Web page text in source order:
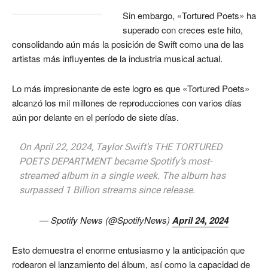
Sin embargo, «Tortured Poets» ha
superado con creces este hito,
consolidando aún más la posición de Swift como una de las
artistas más influyentes de la industria musical actual.
Lo más impresionante de este logro es que «Tortured Poets»
alcanzó los mil millones de reproducciones con varios días
aún por delante en el período de siete días.
On April 22, 2024, Taylor Swift's THE TORTURED
POETS DEPARTMENT became Spotify’s most-
streamed album in a single week. The album has
surpassed 1 Billion streams since release.
— Spotify News (@SpotifyNews) April 24, 2024
Esto demuestra el enorme entusiasmo y la anticipación que
rodearon el lanzamiento del álbum, así como la capacidad de